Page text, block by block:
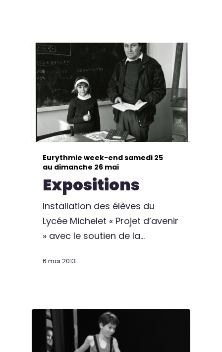
Eurythmie week-end samedi 25
au dimanche 26 mai
Expositions
Installation des élèves du
Lycée Michelet « Projet d’avenir
» avec le soutien de la…
6 mai 2013